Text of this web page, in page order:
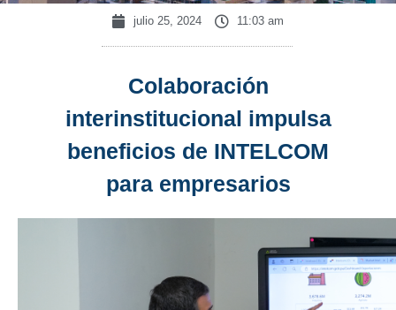
julio 25, 2024 11:03 am
Colaboración
interinstitucional impulsa
beneficios de INTELCOM
para empresarios